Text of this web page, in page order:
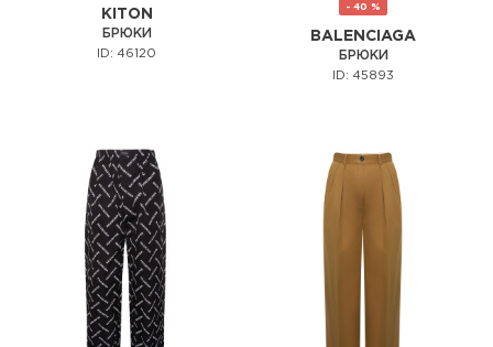
KITON
БРЮКИ
ID: 46120
- 40 %
BALENCIAGA
БРЮКИ
ID: 45893